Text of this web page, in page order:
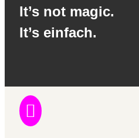
It’s not magic.
It’s einfach.
